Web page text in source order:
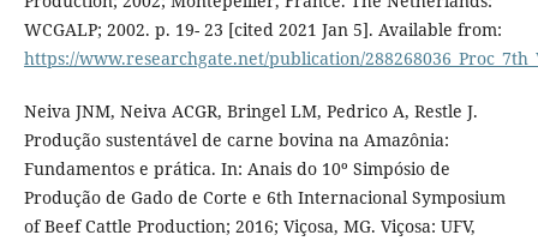
WCGALP; 2002. p. 19- 23 [cited 2021 Jan 5]. Available from:
https://www.researchgate.net/publication/
Neiva JNM, Neiva ACGR, Bringel LM, Pedrico A, Restle J.
Produção sustentável de carne bovina na Amazônia:
Fundamentos e prática. In: Anais do 10º Simpósio de
Produção de Gado de Corte e 6th Internacional Symposium
of Beef Cattle Production; 2016; Viçosa, MG. Viçosa: UFV,